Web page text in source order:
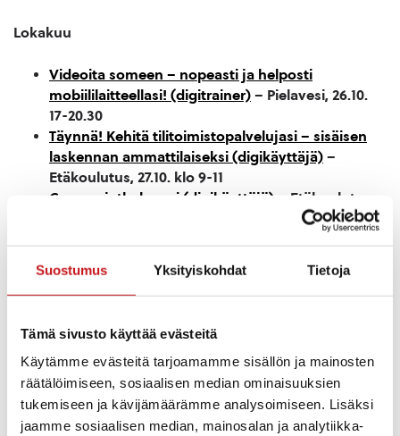
Suostumus Yksityiskohdat Tietoja
Tämä sivusto käyttää evästeitä
Käytämme evästeitä tarjoamamme sisällön ja mainosten
räätälöimiseen, sosiaalisen median ominaisuuksien
tukemiseen ja kävijämäärämme analysoimiseen. Lisäksi
jaamme sosiaalisen median, mainosalan ja analytiikka-
Lokakuu
Videoita someen – nopeasti ja helposti
mobiililaitteellasi! (digitrainer) – Pielavesi, 26.10.
17-20.30
Täynnä! Kehitä tilitoimistopalvelujasi – sisäisen
laskennan ammattilaiseksi (digikäyttäjä) –
Etäkoulutus, 27.10. klo 9-11
Canvan jatkokurssi (digikäyttäjä)
– Etäkoulutus,
Marraskuu
Näin onnistut somessa! Tee timanttista sisältöä
(digitrainer)– Suonenjoki, aloitus 3.11. klo 9-12.30
TÄYNNÄ! Instagram haltuun! Tee menestyksekäs
yritysprofiili (digikäyttäjä)– Etäkoulutus, 4.11. klo
12.30-16